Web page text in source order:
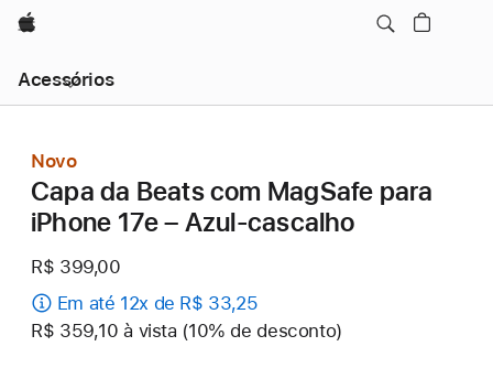
Apple
Acessórios
local
-
menuNovo
Capa da Beats com MagSafe para
iPhone 17e – Azul-cascalho
R$ 399,00
Em até 12x de R$ 33,25
R$ 359,10 à vista (10% de desconto)